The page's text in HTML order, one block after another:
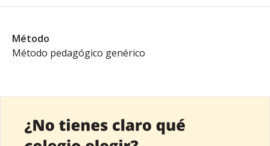
Método
Método pedagógico genérico